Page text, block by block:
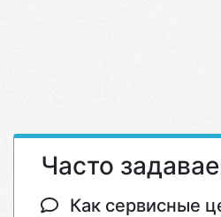
Часто
Как сервисные